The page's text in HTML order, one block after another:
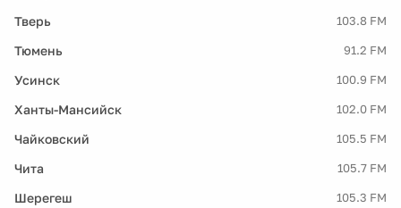
Тверь 103.8 FM
Тюмень 91.2 FM
Усинск 100.9 FM
Ханты-Мансийск 102.0 FM
Чайковский 105.5 FM
Чита 105.7 FM
Шерегеш 105.3 FM